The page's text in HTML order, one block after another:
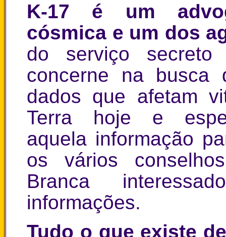
K-17 é um
cósmica e um dos
do serviço
concerne na busca
dados que afetam
Terra hoje e
aquela informação
os vários
Branca
informações.
Tudo o que existe